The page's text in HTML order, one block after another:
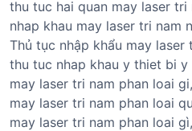
thu tuc hai quan may laser tri
nhap khau may laser tri nam
Thủ tục nhập khẩu may laser
thu tuc nhap khau y thiet bi y
may laser tri nam phan loai gi,
may laser tri nam phan loai
may laser tri nam phan loai gì,